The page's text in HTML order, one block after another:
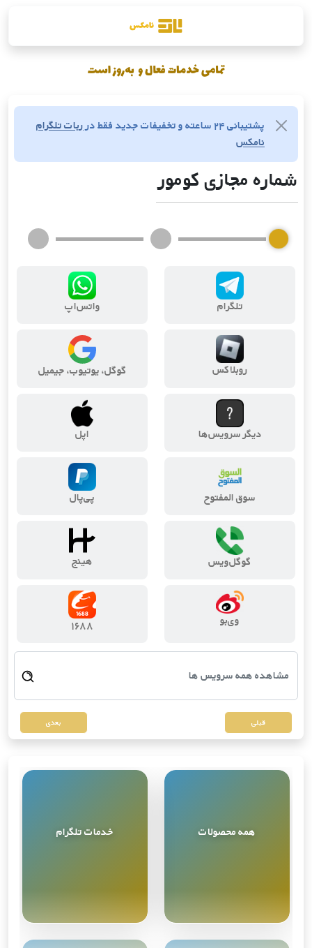
پشتیبانی ۲۴ ساعته و تخفیفات جدید فقط در
ربات تلگرام
نامکس
شماره مجازی کومور
تلگرام واتس‌اپ
روبلاکس گوگل، یوتیوب، جیمیل
دیگر سرویس‌ها اپل
سوق المفتوح پی‌پال
گوگل‌ویس هینج
وی‌بو ۱۶۸۸
قبلی بعدی
همه محصولات
خدمات تلگرام